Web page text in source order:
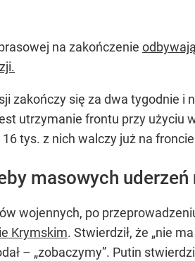
na zakończenie
zakończy się za dwa tygodnie i
utrzymanie frontu przy użyciu
tys. z nich walczy już na
masowych uderzeń
wojennych, po
Krymskim. Stwierdził, że „nie
– „zobaczymy”. Putin